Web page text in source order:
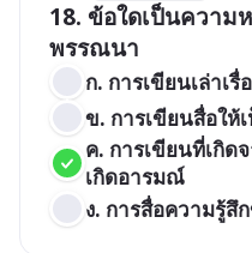
18. ข้อใดเป็นความ
พรรณนา
ก. การเขียนเล่าเรื่
ข. การเขียนสื่อให้
ค. การเขียนที่เกิด
เกิดอารมณ์
ง. การสื่อความรู้สึ